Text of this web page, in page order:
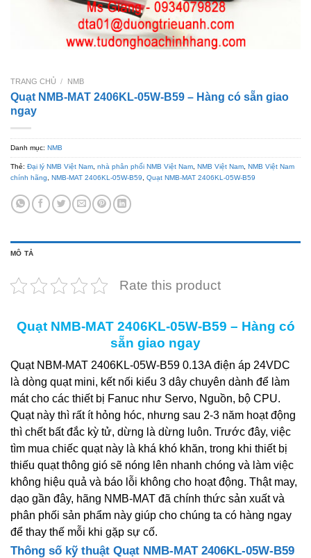
TRANG CHỦ / NMB
Quạt NMB-MAT 2406KL-05W-B59 – Hàng có sẵn giao
ngay
Danh mục: NMB
Thẻ: Đại lý NMB Việt Nam, nhà phân phối NMB Việt Nam, NMB Việt Nam, NMB Việt Nam
chính hãng, NMB-MAT 2406KL-05W-B59, Quạt NMB-MAT 2406KL-05W-B59
MÔ TẢ
Rate this product
Quạt NMB-MAT 2406KL-05W-B59 – Hàng có
sẵn giao ngay
Quạt NBM-MAT 2406KL-05W-B59 0.13A điện áp 24VDC
là dòng quạt mini, kết nối kiểu 3 dây chuyên dành để làm
mát cho các thiết bị Fanuc như Servo, Nguồn, bộ CPU.
Quạt này thì rất ít hỏng hóc, nhưng sau 2-3 năm hoạt động
thì chết bất đắc kỳ tử, dừng là dừng luôn. Trước đây, việc
tìm mua chiếc quạt này là khá khó khăn, trong khi thiết bị
thiếu quạt thông gió sẽ nóng lên nhanh chóng và làm việc
không hiệu quả và báo lỗi không cho hoạt động. Thật may,
dạo gần đây, hãng NMB-MAT đã chính thức sản xuất và
phân phối sản phẩm này giúp cho chúng ta có hàng ngay
để thay thế mỗi khi gặp sự cố.
Thông số kỹ thuật Quạt NMB-MAT 2406KL-05W-B59